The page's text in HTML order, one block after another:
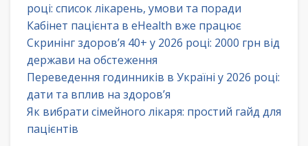
році: список лікарень, умови та поради
Кабінет пацієнта в eHealth вже працює
Скринінг здоров’я 40+ у 2026 році: 2000 грн від
держави на обстеження
Переведення годинників в Україні у 2026 році:
дати та вплив на здоров’я
Як вибрати сімейного лікаря: простий гайд для
пацієнтів